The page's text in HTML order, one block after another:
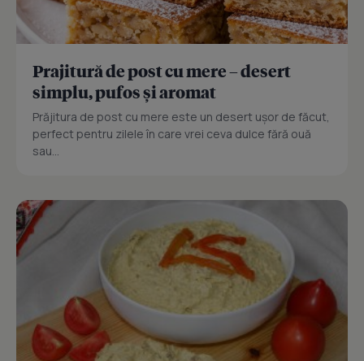
Prajitură de post cu mere – desert
simplu, pufos și aromat
Prăjitura de post cu mere este un desert ușor de făcut,
perfect pentru zilele în care vrei ceva dulce fără ouă
sau...